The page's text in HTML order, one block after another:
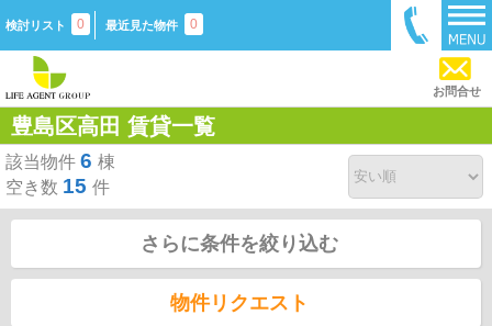
検討リスト 0 最近見た物件 0
お問合せ
豊島区高田 賃貸一覧
該当物件 6 棟
空き数 15 件
さらに条件を絞り込む
物件リクエスト